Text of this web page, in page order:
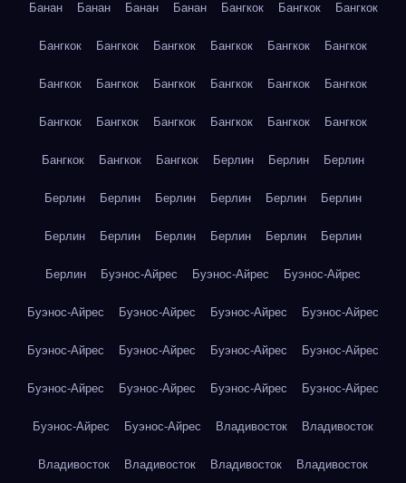
Банан Банан Банан Банан Бангкок Бангкок Бангкок
Бангкок Бангкок Бангкок Бангкок Бангкок Бангкок
Бангкок Бангкок Бангкок Бангкок Бангкок Бангкок
Бангкок Бангкок Бангкок Бангкок Бангкок Бангкок
Бангкок Бангкок Бангкок Берлин Берлин Берлин
Берлин Берлин Берлин Берлин Берлин Берлин
Берлин Берлин Берлин Берлин Берлин Берлин
Берлин Буэнос-Айрес Буэнос-Айрес Буэнос-Айрес
Буэнос-Айрес Буэнос-Айрес Буэнос-Айрес Буэнос-Айрес
Буэнос-Айрес Буэнос-Айрес Буэнос-Айрес Буэнос-Айрес
Буэнос-Айрес Буэнос-Айрес Буэнос-Айрес Буэнос-Айрес
Буэнос-Айрес Буэнос-Айрес Владивосток Владивосток
Владивосток Владивосток Владивосток Владивосток